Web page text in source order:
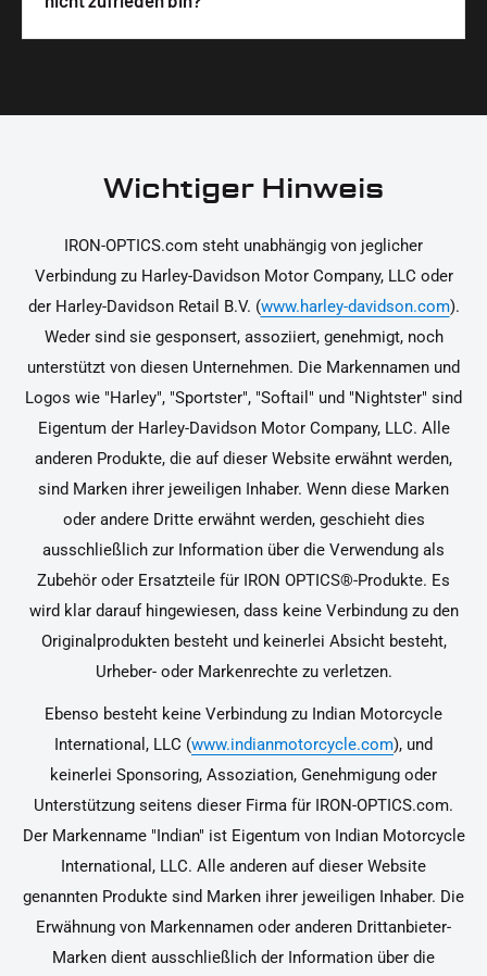
unterstützen dich dabei, die Teile sicher und
korrekt an deinem Motorrad zu installieren.
Ja, du kannst die Teile innerhalb von 14 Tagen
Rücksendung findest du in unseren
Wichtiger Hinweis
IRON-OPTICS.com steht unabhängig von jeglicher
Verbindung zu Harley-Davidson Motor Company, LLC oder
der Harley-Davidson Retail B.V. (www.harley-davidson.com).
Weder sind sie gesponsert, assoziiert, genehmigt, noch
unterstützt von diesen Unternehmen. Die Markennamen und
Logos wie "Harley", "Sportster", "Softail" und "Nightster" sind
Eigentum der Harley-Davidson Motor Company, LLC. Alle
anderen Produkte, die auf dieser Website erwähnt werden,
sind Marken ihrer jeweiligen Inhaber. Wenn diese Marken
oder andere Dritte erwähnt werden, geschieht dies
ausschließlich zur Information über die Verwendung als
Zubehör oder Ersatzteile für IRON OPTICS®-Produkte. Es
wird klar darauf hingewiesen, dass keine Verbindung zu den
Originalprodukten besteht und keinerlei Absicht besteht,
Urheber- oder Markenrechte zu verletzen.
Ebenso besteht keine Verbindung zu Indian Motorcycle
International, LLC (www.indianmotorcycle.com), und
keinerlei Sponsoring, Assoziation, Genehmigung oder
Unterstützung seitens dieser Firma für IRON-OPTICS.com.
Der Markenname "Indian" ist Eigentum von Indian Motorcycle
International, LLC. Alle anderen auf dieser Website
genannten Produkte sind Marken ihrer jeweiligen Inhaber. Die
Erwähnung von Markennamen oder anderen Drittanbieter-
Marken dient ausschließlich der Information über die